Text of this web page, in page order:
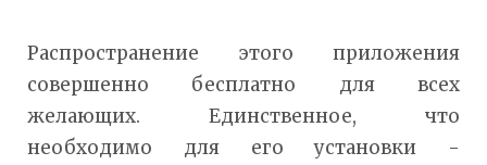
Распространение этого приложения
совершенно бесплатно для всех
желающих. Единственное, что
необходимо для его установки -